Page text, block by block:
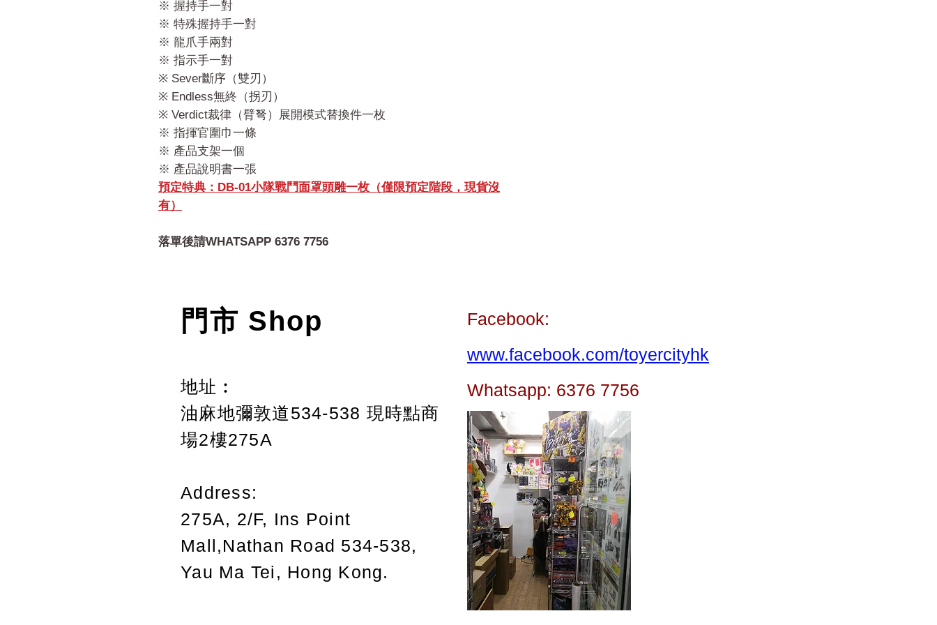
※ 握持手一對
※ 特殊握持手一對
※ 龍爪手兩對
※ 指示手一對
※ Sever斷序（雙刃）
※ Endless無終（拐刃）
※ Verdict裁律（臂弩）展開模式替換件一枚
※ 指揮官圍巾一條
※ 產品支架一個
※ 產品說明書一張
預定特典：DB-01小隊戰鬥面罩頭雕一枚（僅限預定階段，現貨沒
有）
落單後請WHATSAPP 6376 7756
門市 Shop
地址︰
油麻地彌敦道534-538 現時點商
場2樓275A
Address:
275A, 2/F, Ins Point
Mall,Nathan Road 534-538,
Yau Ma Tei, Hong Kong.
Facebook:
www.facebook.com/toyercityhk
Whatsapp: 6376 7756